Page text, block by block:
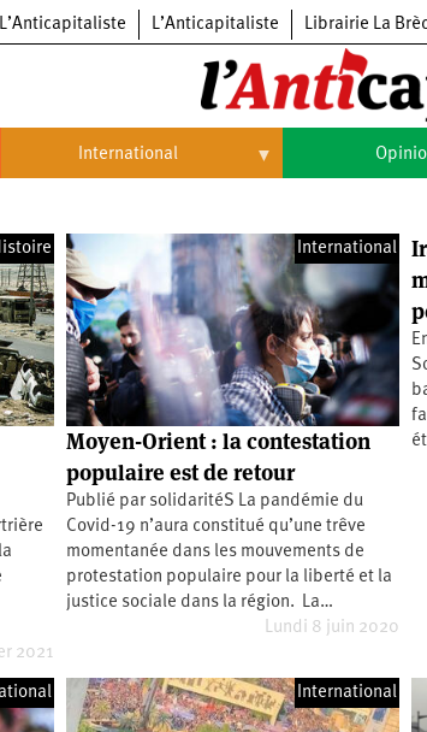
L’Anticapitaliste L’Anticapitaliste Librairie La
International
Brésil
Chine
États-
Unis
Continents
Continents
Afrique
Amérique
Nord
Amérique
Asie
Europe
Histoire
2021
International
Moyen-Orient : la contestation
populaire est de retour
Publié par solidaritéS La pandémie du
Covid-19 n’aura constitué qu’une trêve
momentanée dans les mouvements de
protestation populaire pour la liberté et la
justice sociale dans la région. La…
Lundi 8 juin 2020
International